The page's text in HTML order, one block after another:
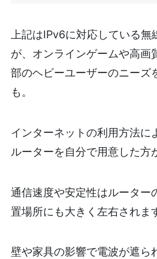
上記はIPv6に対応している
が、オンラインゲームや高画
部のヘビーユーザーのニーズ
も。
インターネットの利用方法に
ルーターを自分で用意した方
通信速度や安定性はルーター
置場所にも大きく左右されま
壁や家具の影響で電波が遮ら